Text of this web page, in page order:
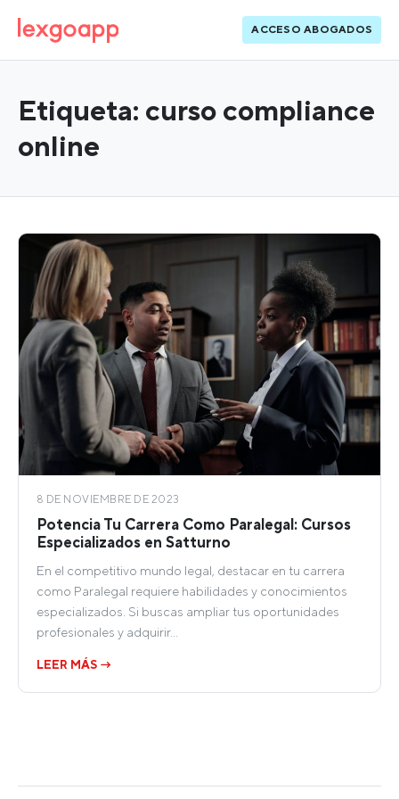
ACCESO ABOGADOS
Etiqueta: curso compliance
online
8 DE NOVIEMBRE DE 2023
Potencia Tu Carrera Como Paralegal: Cursos
Especializados en Satturno
En el competitivo mundo legal, destacar en tu carrera
como Paralegal requiere habilidades y conocimientos
especializados. Si buscas ampliar tus oportunidades
profesionales y adquirir…
LEER MÁS →